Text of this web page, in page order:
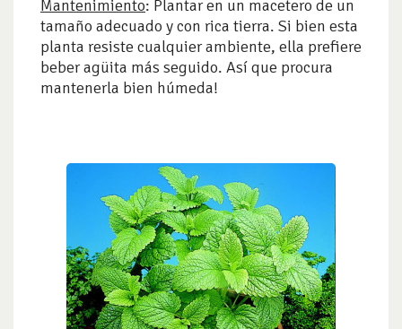
Mantenimiento: Plantar en un macetero de un
tamaño adecuado y con rica tierra. Si bien esta
planta resiste cualquier ambiente, ella prefiere
beber agüita más seguido. Así que procura
mantenerla bien húmeda!